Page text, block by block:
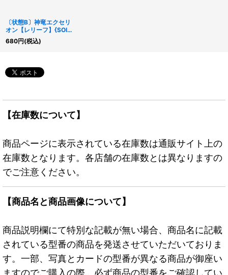
〔状態B〕神竜エクセリ
オン【レリーフ】{SOI-
JP033}《モンスター》
680円(税込)
【在庫数について】
商品ページに表示されている在庫数は通販サイト上の
在庫数となります。各店舗の在庫数とは異なりますの
でご注意ください。
【商品名と商品画像について】
商品説明欄にて特別な記載が無い場合、商品名に記載
されている型番の商品を発送させていただいておりま
す。一部、写真とカードの型番が異なる商品が御座い
ますのでご購入の際、必ず商品の型番をご確認してい